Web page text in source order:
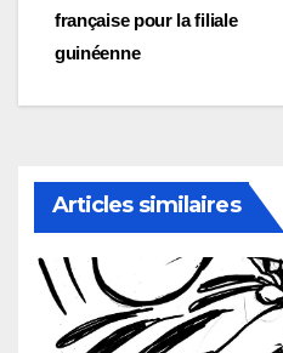
française pour la filiale
guinéenne
Articles similaires